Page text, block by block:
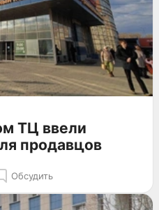
ТЦ ввели
продавцов
Обсудить